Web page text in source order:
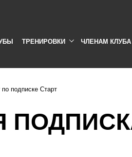
ТРЕНИРОВКИ ЧЛЕНАМ КЛУБА
подписке Старт